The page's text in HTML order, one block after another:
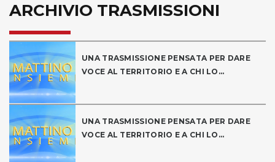
ARCHIVIO TRASMISSIONI
UNA TRASMISSIONE PENSATA PER DARE
VOCE AL TERRITORIO E A CHI LO...
UNA TRASMISSIONE PENSATA PER DARE
VOCE AL TERRITORIO E A CHI LO...